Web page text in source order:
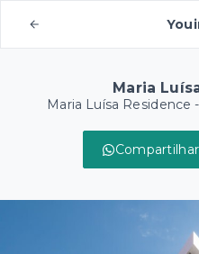
Maria
Maria Luísa Residence -
Compartilhar